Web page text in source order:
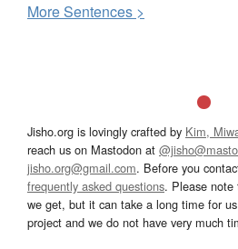
MoreSentences >
Jisho.org is lovingly crafted by Kim,
reach us on Mastodon at
jisho.org@gmail.com. Before you
frequently asked questions. Please note
we get, but it can take a long time for
project and we do not have very much